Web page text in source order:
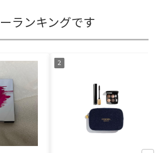
ランキングです